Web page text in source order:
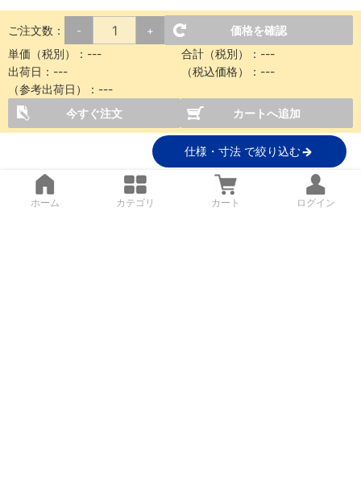
ご注文数： - +
価格を確認
単価（税別）： --- 合計（税別）： ---
出荷日： --- （税込価格）： ---
（参考出荷日）： ---
今すぐ注文
カートへ追加
仕様・寸法 で絞り込む
ホーム カテゴリ カート ログイン